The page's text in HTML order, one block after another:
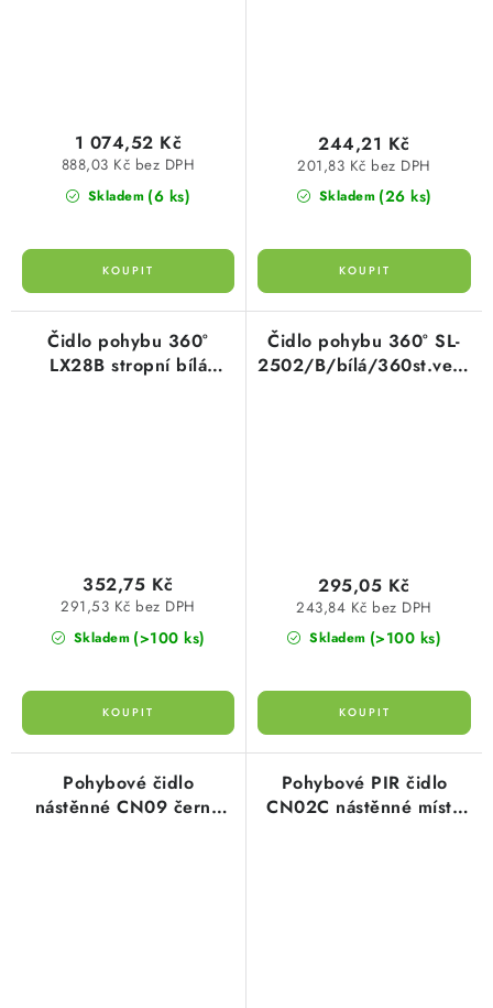
Skladem (6 ks)
888,03 Kč bez DPH
1 074,52 Kč
Skladem (26 ks)
201,83 Kč bez DPH
244,21 Kč
Čidlo pohybu 360°
LX28B stropní bílá
Skladem (>100 ks)
291,53 Kč bez DPH
352,75 Kč
Čidlo pohybu 360° SL-
2502/B/bílá/
Skladem (>100 ks)
243,84 Kč bez DPH
295,05 Kč
Pohybové čidlo
nástěnné CN09 černé
Pohybové PIR čidlo
CN02C nástěnné místo